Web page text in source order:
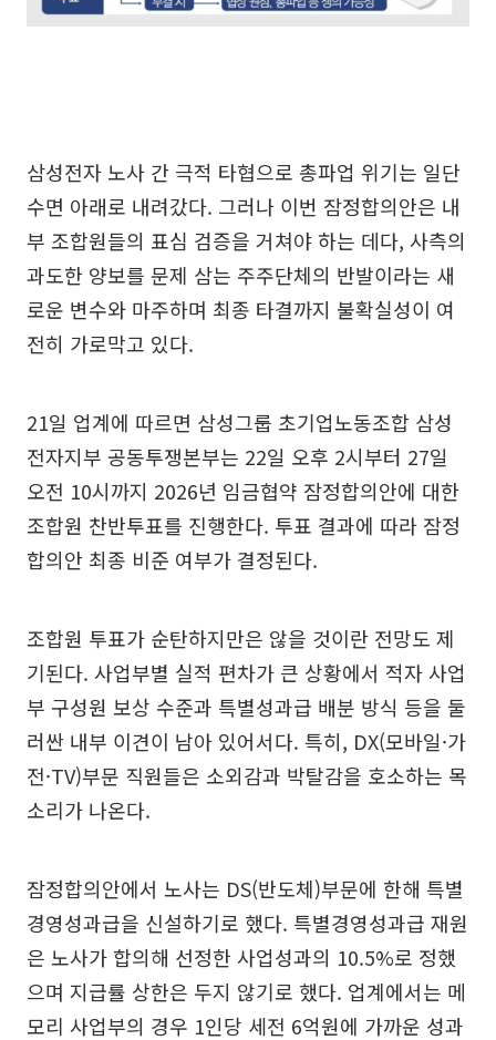
삼성전자 노사 간 극적 타협으로 총파업 위기는 일단
수면 아래로 내려갔다. 그러나 이번 잠정합의안은 내
부 조합원들의 표심 검증을 거쳐야 하는 데다, 사측의
과도한 양보를 문제 삼는 주주단체의 반발이라는 새
로운 변수와 마주하며 최종 타결까지 불확실성이 여
전히 가로막고 있다.
21일 업계에 따르면 삼성그룹 초기업노동조합 삼성
전자지부 공동투쟁본부는 22일 오후 2시부터 27일
오전 10시까지 2026년 임금협약 잠정합의안에 대한
조합원 찬반투표를 진행한다. 투표 결과에 따라 잠정
합의안 최종 비준 여부가 결정된다.
조합원 투표가 순탄하지만은 않을 것이란 전망도 제
기된다. 사업부별 실적 편차가 큰 상황에서 적자 사업
부 구성원 보상 수준과 특별성과급 배분 방식 등을 둘
러싼 내부 이견이 남아 있어서다. 특히, DX(모바일·가
전·TV)부문 직원들은 소외감과 박탈감을 호소하는 목
소리가 나온다.
잠정합의안에서 노사는 DS(반도체)부문에 한해 특별
경영성과급을 신설하기로 했다. 특별경영성과급 재원
은 노사가 합의해 선정한 사업성과의 10.5%로 정했
으며 지급률 상한은 두지 않기로 했다. 업계에서는 메
모리 사업부의 경우 1인당 세전 6억원에 가까운 성과